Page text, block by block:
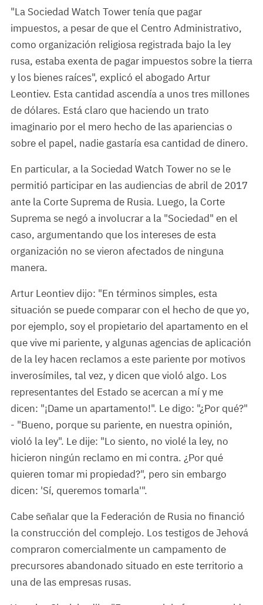
"La Sociedad Watch Tower tenía que pagar
impuestos, a pesar de que el Centro Administrativo,
como organización religiosa registrada bajo la ley
rusa, estaba exenta de pagar impuestos sobre la tierra
y los bienes raíces", explicó el abogado Artur
Leontiev. Esta cantidad ascendía a unos tres millones
de dólares. Está claro que haciendo un trato
imaginario por el mero hecho de las apariencias o
sobre el papel, nadie gastaría esa cantidad de dinero.
En particular, a la Sociedad Watch Tower no se le
permitió participar en las audiencias de abril de 2017
ante la Corte Suprema de Rusia. Luego, la Corte
Suprema se negó a involucrar a la "Sociedad" en el
caso, argumentando que los intereses de esta
organización no se vieron afectados de ninguna
manera.
Artur Leontiev dijo: "En términos simples, esta
situación se puede comparar con el hecho de que yo,
por ejemplo, soy el propietario del apartamento en el
que vive mi pariente, y algunas agencias de aplicación
de la ley hacen reclamos a este pariente por motivos
inverosímiles, tal vez, y dicen que violó algo. Los
representantes del Estado se acercan a mí y me
dicen: "¡Dame un apartamento!". Le digo: "¿Por qué?"
- "Bueno, porque su pariente, en nuestra opinión,
violó la ley". Le dije: "Lo siento, no violé la ley, no
hicieron ningún reclamo en mi contra. ¿Por qué
quieren tomar mi propiedad?", pero sin embargo
dicen: 'Sí, queremos tomarla'".
Cabe señalar que la Federación de Rusia no financió
la construcción del complejo. Los testigos de Jehová
compraron comercialmente un campamento de
precursores abandonado situado en este territorio a
una de las empresas rusas.